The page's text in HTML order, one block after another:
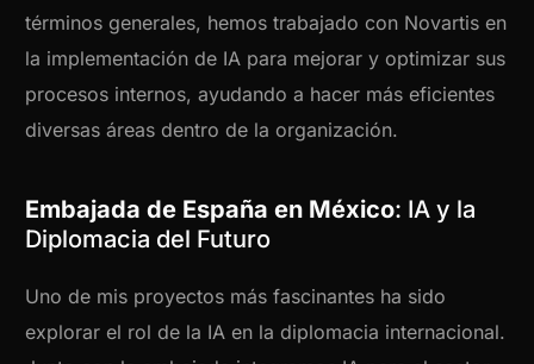
términos generales, hemos trabajado con Novartis en
la implementación de IA para mejorar y optimizar sus
procesos internos, ayudando a hacer más eficientes
diversas áreas dentro de la organización.
Embajada de España en México: IA y la
Diplomacia del Futuro
Uno de mis proyectos más fascinantes ha sido
explorar el rol de la IA en la diplomacia internacional.